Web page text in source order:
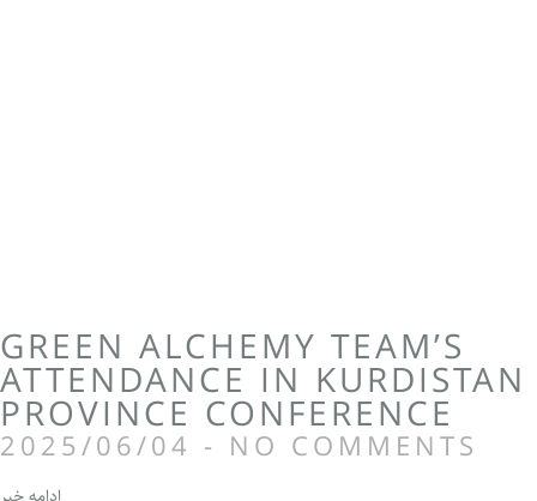
GREEN ALCHEMY TEAM’S
ATTENDANCE IN KURDISTAN
PROVINCE CONFERENCE
2025/06/04 NO COMMENTS